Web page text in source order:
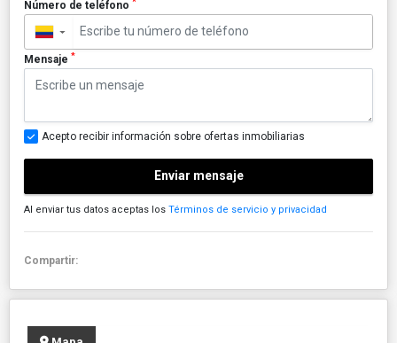
Número de teléfono *
▼
Mensaje *
Acepto recibir información sobre ofertas inmobiliarias
Enviar mensaje
Al enviar tus datos aceptas los Términos de servicio y privacidad
Compartir: